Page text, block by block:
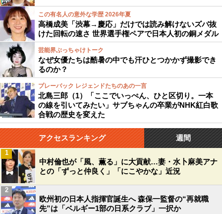
この有名人の意外な学歴 2026年夏
高橋成美「渋幕→慶応」だけでは読み解けないズバ抜
けた回転の速さ 世界選手権ペアで日本人初の銅メダル
芸能界ぶっちゃけトーク
なぜ女優たちは酷暑の中でも汗ひとつかかず撮影でき
るのか？
プレーバック レジェンドたちのあの一言
北島三郎（1）「ここでいっぺん、ひと区切り。一本
の線を引いてみたい」サブちゃんの卒業がNHK紅白歌
合戦の歴史を変えた
アクセスランキング 週間
中村倫也が「風、薫る」に大貢献…妻・水卜麻美アナ
との「ずっと仲良く」「にこやかな」近況
1
欧州初の日本人指揮官誕生へ 森保一監督の“再就職
先”は「ベルギー1部の日系クラブ」一択か
2